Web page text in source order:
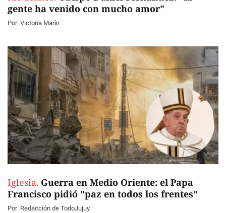
gente ha venido con mucho amor"
Por Victoria Marín
Iglesia. Guerra en Medio Oriente: el Papa
Francisco pidió "paz en todos los frentes"
Por Redacción de TodoJujuy